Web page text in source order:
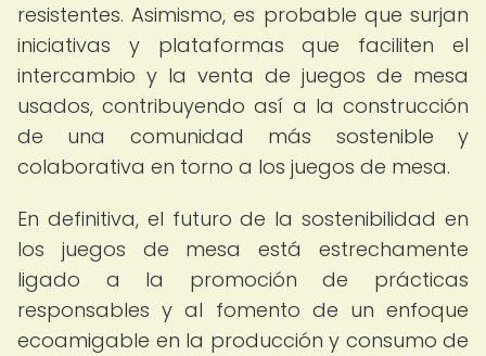
resistentes. Asimismo, es probable que surjan
iniciativas y plataformas que faciliten el
intercambio y la venta de juegos de mesa
usados, contribuyendo así a la construcción
de una comunidad más sostenible y
colaborativa en torno a los juegos de mesa.
En definitiva, el futuro de la sostenibilidad en
los juegos de mesa está estrechamente
ligado a la promoción de prácticas
responsables y al fomento de un enfoque
ecoamigable en la producción y consumo de